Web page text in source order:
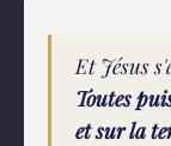
Et Jésus
Toutes
et sur la